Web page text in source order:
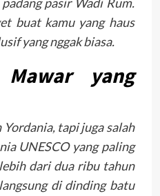
buat kamu yang haus
yang nggak biasa.
yang
tapi juga salah
UNESCO yang paling
dari dua ribu tahun
di dinding batu